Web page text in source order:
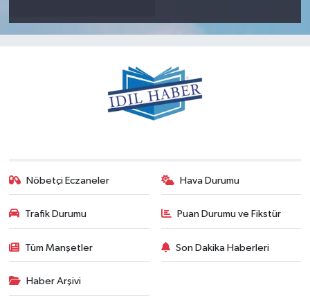
Nöbetçi Eczaneler Hava Durumu
Trafik Durumu Puan Durumu ve Fikstür
Tüm Manşetler Son Dakika Haberleri
Haber Arşivi